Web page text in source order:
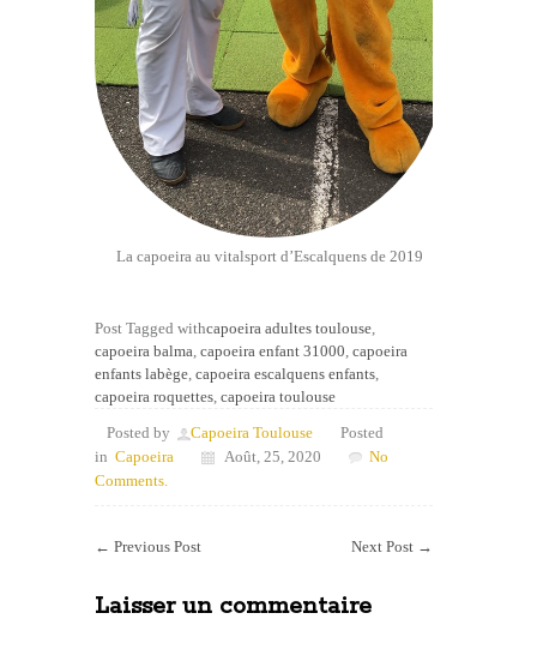
La capoeira au vitalsport d’Escalquens de 2019
Post Tagged withcapoeira adultes toulouse,
capoeira balma, capoeira enfant 31000, capoeira
enfants labège, capoeira escalquens enfants,
capoeira roquettes, capoeira toulouse
Posted by
Capoeira Toulouse
Posted
in Capoeira Août, 25, 2020
No
Comments.
← Previous Post Next Post →
Laisser un commentaire